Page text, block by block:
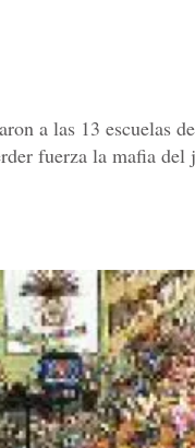
a las 13 escuelas
fuerza la mafia